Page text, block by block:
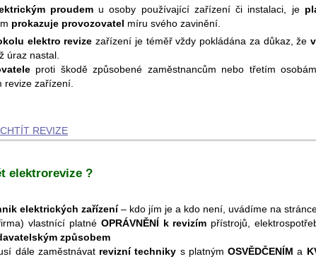
proudemu osoby používající zařízení či instalaci, je
prokazuje provozovatel míru svého zavinění.
elektro revize zařízení je téměř vždy pokládána za důkaz, že
úraz nastal.
proti škodě způsobené zaměstnancům nebo třetím osobám
revize zařízení.
REVIZE
elektrorevize ?
elektrických zařízení– kdo jím je a kdo není, uvádíme na
vlastnící platné OPRÁVNĚNÍ k revizím přístrojů,
způsobem
dále zaměstnávat revizní techniky s platnýmOSVĚDČENÍM a